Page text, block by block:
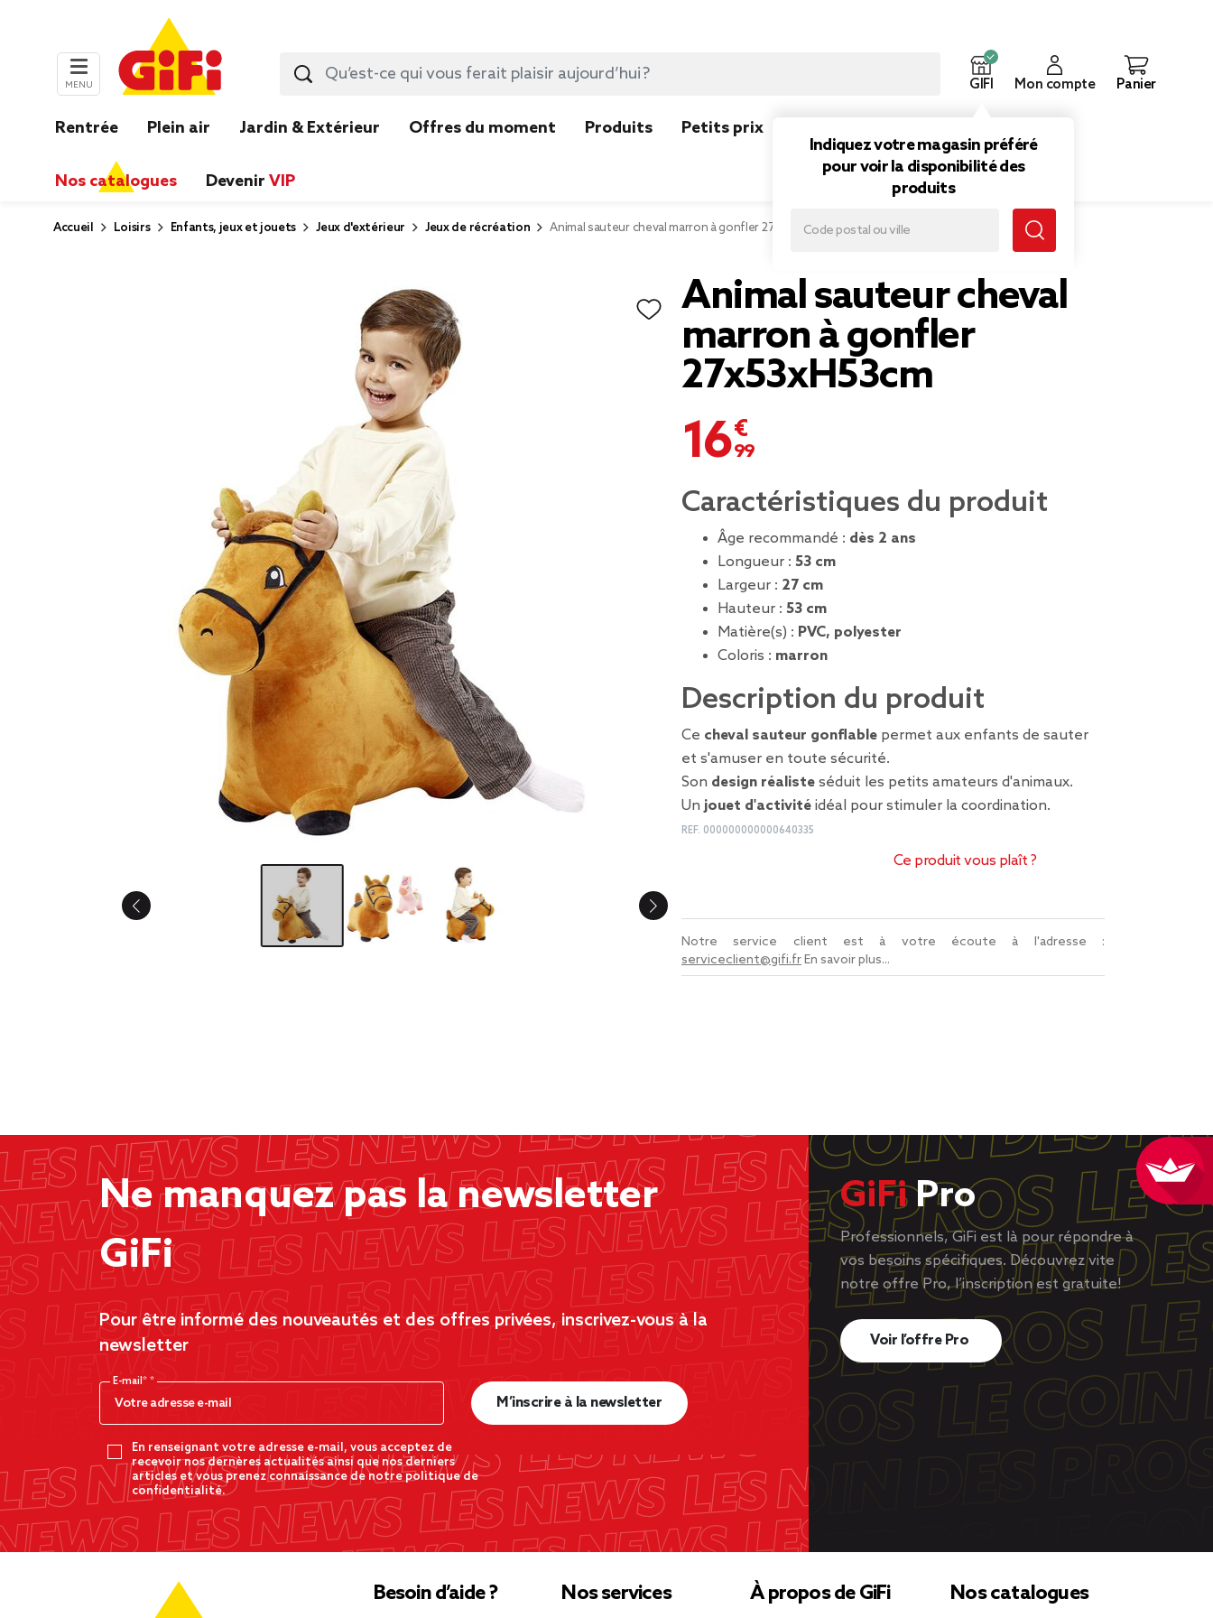
MENU GIFI
Indiquez votre magasin préféré
pour voir la disponibilité des
produits
Mon compte Panier
Rentrée Plein air Jardin & Extérieur Offres du moment Produits Petits prix
Nos catalogues Devenir VIP
Accueil Loisirs Enfants, jeux et jouets Jeux d'extérieur Jeux de récréation Animal sauteur cheval marron à gonfler 27x53xH53cm
Animal sauteur cheval
marron à gonfler
27x53xH53cm
16,99 €
Caractéristiques du produit
Âge recommandé : dès 2 ans
Longueur : 53 cm
Largeur : 27 cm
Hauteur : 53 cm
Matière(s) : PVC, polyester
Coloris : marron
Description du produit
Ce cheval sauteur gonflable permet aux enfants de sauter
et s'amuser en toute sécurité.
Son design réaliste séduit les petits amateurs d'animaux.
Un jouet d'activité idéal pour stimuler la coordination.
REF. 000000000000640335
Ce produit vous plaît ?
Notre service client est à votre écoute à l'adresse :
serviceclient@gifi.frEn savoir plus...
Ne manquez pas la newsletter
GiFi
Pour être informé des nouveautés et des offres privées, inscrivez-vous à la
newsletter
E-mail*
En renseignant votre adresse e-mail, vous acceptez de
recevoir nos dernères actualités ainsi que nos derniers
articles et vous prenez connaissance de notre politique de
confidentialité.
M’inscrire à la newsletter
GiFiPro
Professionnels, GiFi est là pour répondre à
vos besoins spécifiques. Découvrez vite
notre offre Pro, l’inscription est gratuite!
Voir l’offre Pro
Besoin d’aide ? Nos services À propos de GiFi Nos catalogues